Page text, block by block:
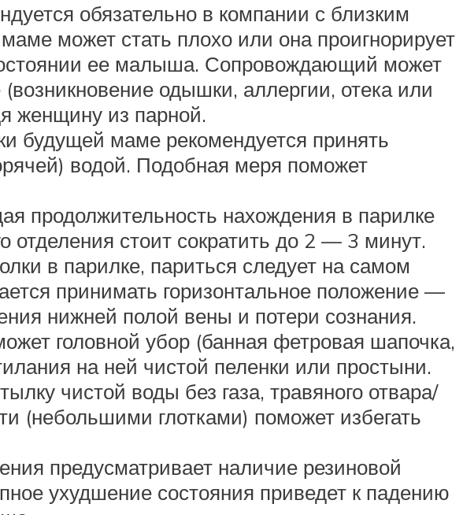
обязательно в компании с близким
может стать плохо или она проигнорирует
ее малыша. Сопровождающий может
одышки, аллергии, отека или
женщину из парной.
будущей маме рекомендуется принять
водой. Подобная меря поможет
продолжительность нахождения в парилке
стоит сократить до 2 — 3 минут.
в парилке, париться следует на самом
принимать горизонтальное положение —
нижней полой вены и потери сознания.
головной убор (банная фетровая шапочка,
на ней чистой пеленки или простыни.
чистой воды без газа, травяного отвара/
(небольшими глотками) поможет избегать
предусматривает наличие резиновой
ухудшение состояния приведет к падению